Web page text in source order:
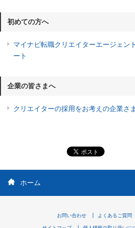
初めての方へ
マイナビ転職クリエイターエージェン
ート
企業の皆さまへ
クリエイターの採用をお考えの企業さ
ホーム
お問い合わせ よくあるご質問